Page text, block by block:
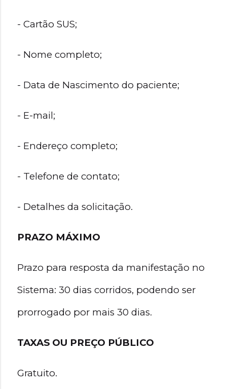
- Cartão SUS;
- Nome completo;
- Data de Nascimento do paciente;
- E-mail;
- Endereço completo;
- Telefone de contato;
- Detalhes da solicitação.
PRAZO MÁXIMO
Prazo para resposta da manifestação no
Sistema: 30 dias corridos, podendo ser
prorrogado por mais 30 dias.
TAXAS OU PREÇO PÚBLICO
Gratuito.